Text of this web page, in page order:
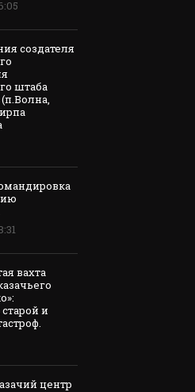
создателя
штаба
вахта
и
центр